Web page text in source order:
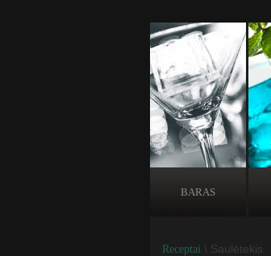
BARAS
Receptai \ Saulėtekis